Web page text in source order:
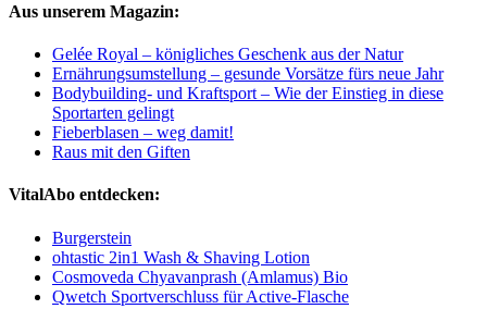
Aus unserem Magazin:
Gelée Royal – königliches Geschenk aus der Natur
Ernährungsumstellung – gesunde Vorsätze fürs neue Jahr
Bodybuilding- und Kraftsport – Wie der Einstieg in diese
Sportarten gelingt
Fieberblasen – weg damit!
Raus mit den Giften
VitalAbo entdecken:
Burgerstein
ohtastic 2in1 Wash & Shaving Lotion
Cosmoveda Chyavanprash (Amlamus) Bio
Qwetch Sportverschluss für Active-Flasche